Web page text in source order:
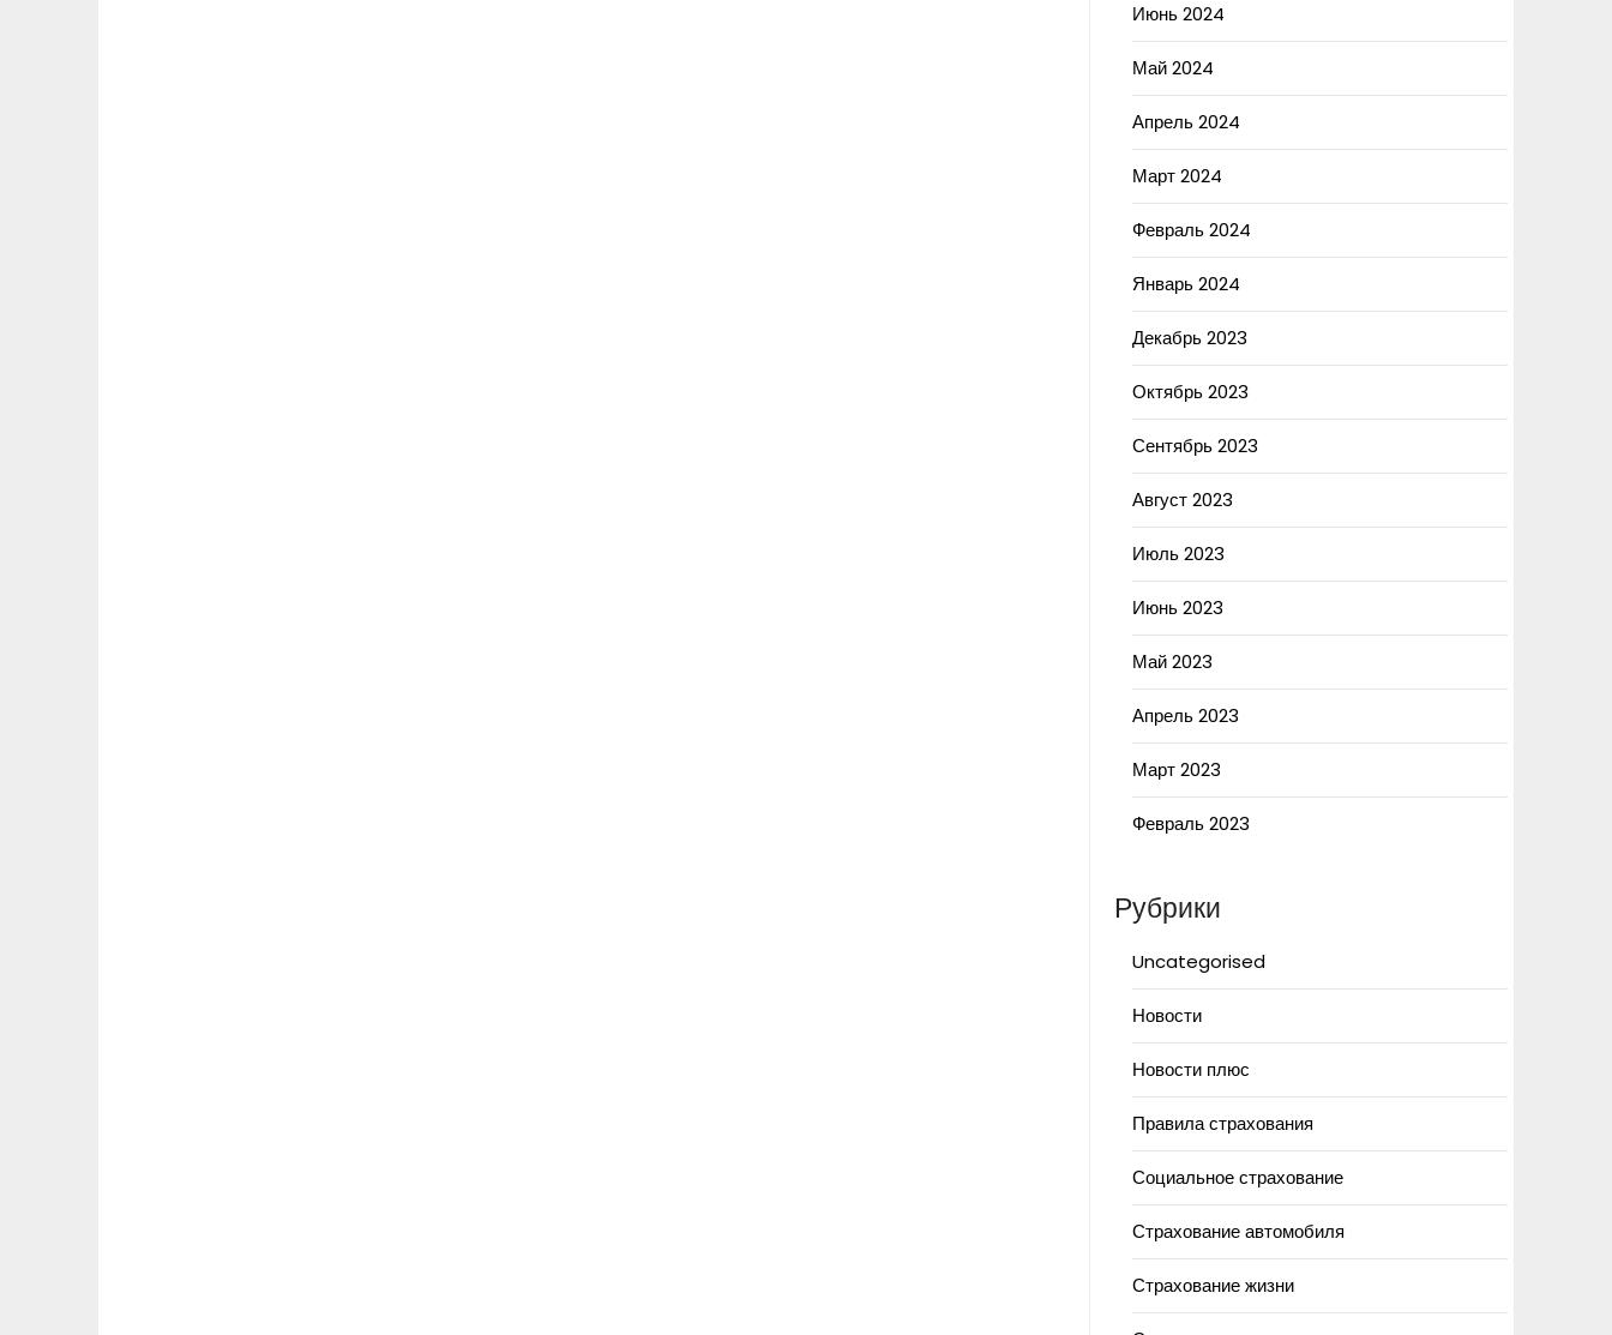
Июнь 2024
Май 2024
Апрель 2024
Март 2024
Февраль 2024
Январь 2024
Декабрь 2023
Октябрь 2023
Сентябрь 2023
Август 2023
Июль 2023
Июнь 2023
Май 2023
Апрель 2023
Март 2023
Февраль 2023
Рубрики
Uncategorised
Новости
Новости плюс
Правила страхования
Социальное страхование
Страхование автомобиля
Страхование жизни